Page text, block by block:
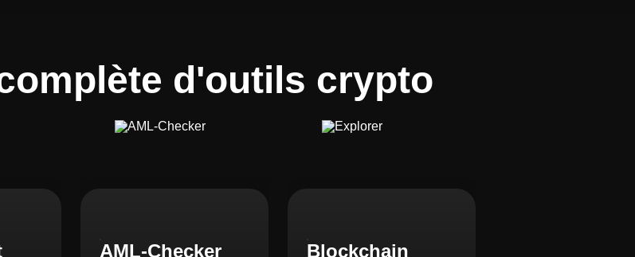
d'outils crypto
AML-Checker
Blockchain